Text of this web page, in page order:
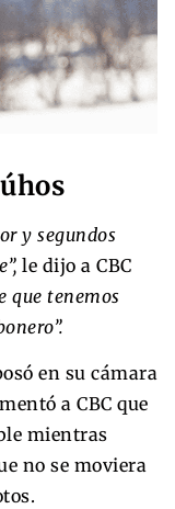
y segundos
le dijo a CBC
que tenemos
en su cámara
a CBC que
mientras
no se moviera